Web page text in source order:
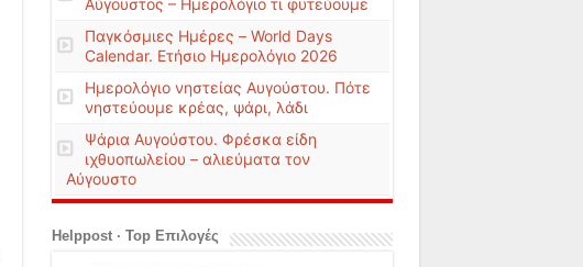
Αύγουστος – Ημερολόγιο τι φυτεύουμε
Παγκόσμιες Ημέρες – World Days
Calendar. Ετήσιο Ημερολόγιο 2026
Ημερολόγιο νηστείας Αυγούστου. Πότε
νηστεύουμε κρέας, ψάρι, λάδι
Ψάρια Αυγούστου. Φρέσκα είδη
ιχθυοπωλείου – αλιεύματα τον
Αύγουστο
Helppost · Top Επιλογές